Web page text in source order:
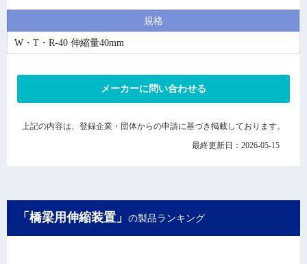
規格
W・T・R-40 伸縮量40mm
メーカーに問い合わせる
上記の内容は、登録企業・団体からの申請に基づき掲載しております。
最終更新日：2026-05-15
「橋梁用伸縮装置」 の製品ランキング